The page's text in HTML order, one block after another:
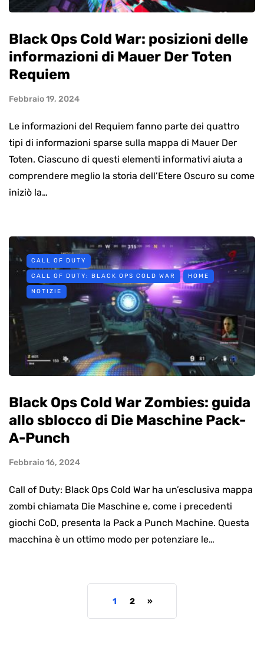
Black Ops Cold War: posizioni delle
informazioni di Mauer Der Toten
Requiem
Febbraio 19, 2024
Le informazioni del Requiem fanno parte dei quattro
tipi di informazioni sparse sulla mappa di Mauer Der
Toten. Ciascuno di questi elementi informativi aiuta a
comprendere meglio la storia dell’Etere Oscuro su come
iniziò la…
CALL OF DUTY
CALL OF DUTY: BLACK OPS COLD WAR HOME
NOTIZIE
Black Ops Cold War Zombies: guida
allo sblocco di Die Maschine Pack-
A-Punch
Febbraio 16, 2024
Call of Duty: Black Ops Cold War ha un’esclusiva mappa
zombi chiamata Die Maschine e, come i precedenti
giochi CoD, presenta la Pack a Punch Machine. Questa
macchina è un ottimo modo per potenziare le…
1 2 »